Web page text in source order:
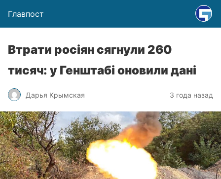
Главпост
Втрати росіян сягнули 260
тисяч: у Генштабі оновили дані
Дарья Крымская 3 года назад